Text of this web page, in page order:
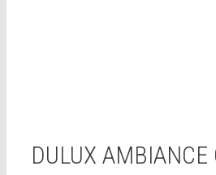
DULUX AMBIANCE